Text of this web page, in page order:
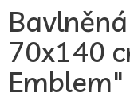
70x140
Emblem"